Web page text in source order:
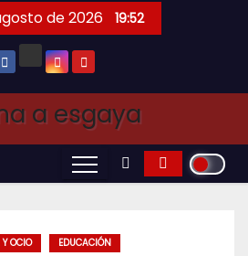
de 2026 19:52
OCIO EDUCACIÓN